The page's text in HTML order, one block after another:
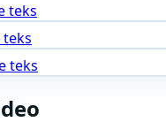
teks
teks
teks